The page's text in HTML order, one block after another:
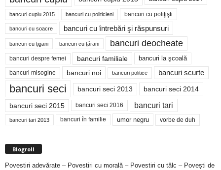
bancuri cuplu 2015 bancuri cu politicieni bancuri cu poliţişti
bancuri cu soacre bancuri cu întrebări şi răspunsuri
bancuri cu ţigani bancuri cu ţărani bancuri deocheate
bancuri despre femei bancuri familiale bancuri la şcoală
bancuri misogine bancuri noi bancuri politice bancuri scurte
bancuri seci bancuri seci 2013 bancuri seci 2014
bancuri seci 2015 bancuri seci 2016 bancuri tari
bancuri tari 2013 bancuri în familie umor negru vorbe de duh
Blogroll
Povestiri adevărate – Povestiri cu morală – Povestiri cu tâlc – Povești de